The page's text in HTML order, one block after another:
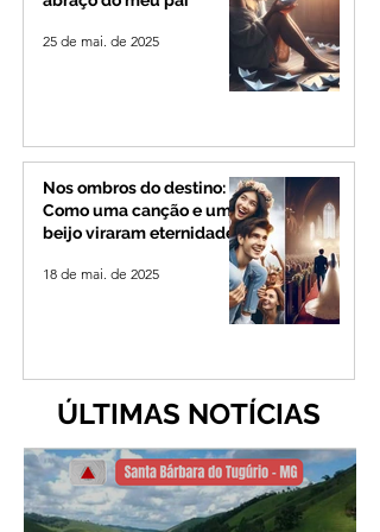
25 de mai. de 2025
Nos ombros do destino:
Como uma canção e um
beijo viraram eternidade
18 de mai. de 2025
ÚLTIMAS NOTÍCIAS